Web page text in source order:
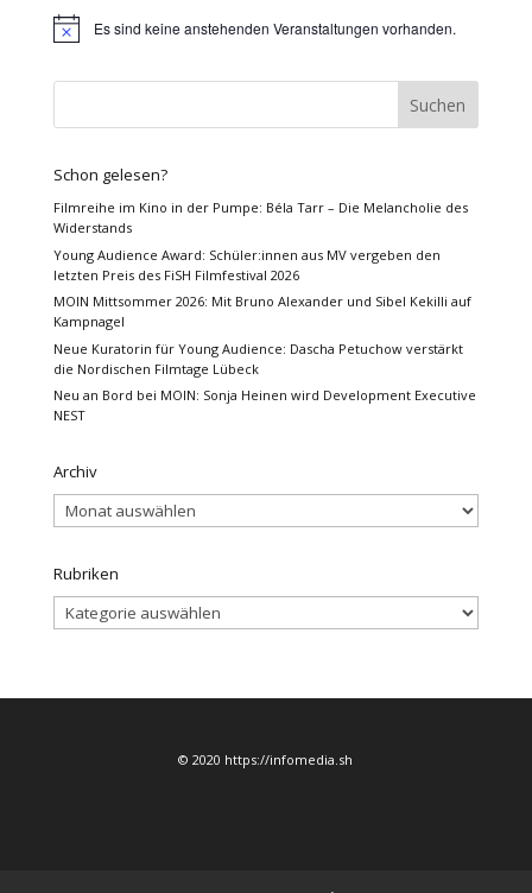
HinweisEs sind keine anstehenden Veranstaltungen vorhanden.
Schon gelesen?
Filmreihe im Kino in der Pumpe: Béla Tarr – Die Melancholie des
Widerstands
Young Audience Award: Schüler:innen aus MV vergeben den
letzten Preis des FiSH Filmfestival 2026
MOIN Mittsommer 2026: Mit Bruno Alexander und Sibel Kekilli auf
Kampnagel
Neue Kuratorin für Young Audience: Dascha Petuchow verstärkt
die Nordischen Filmtage Lübeck
Neu an Bord bei MOIN: Sonja Heinen wird Development Executive
NEST
Archiv
Archiv
Rubriken
Rubriken
© 2020 https://infomedia.sh